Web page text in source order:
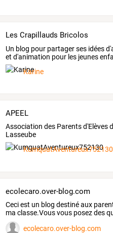
Les Crapillauds Bricolos
Un blog pour partager ses idées
et d'animation pour les jeunes
Karine
APEEL
Association des Parents d'Elèves
Lasseube
KumquatAventureux752130
ecolecaro.over-blog.com
Ceciest un blog destinéaux
ma classe.Vousvous posezdes
quise
ecolecaro.over-blog.com